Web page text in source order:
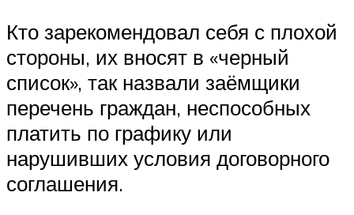
Кто зарекомендовал себя с плохой
стороны, их вносят в «черный
список», так назвали заёмщики
перечень граждан, неспособных
платить по графику или
нарушивших условия договорного
соглашения.